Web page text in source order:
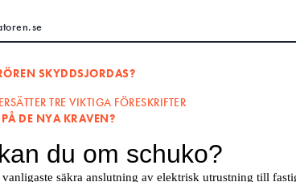
SKYDDSJORDAS?
TRE VIKTIGA FÖRESKRIFTER
DE NYA KRAVEN?